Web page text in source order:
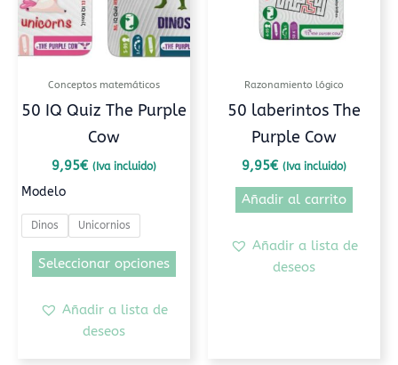
Conceptos matemáticos
50 IQ Quiz The Purple
Cow
9,95€ (Iva incluido)
Modelo
Dinos Unicornios
Seleccionar opciones
Las
opciones
se
en
Añadir a lista de
deseos
Razonamiento lógico
50 laberintos The
Purple Cow
9,95€ (Iva incluido)
Añadir al carrito
Añadir a lista de
deseos